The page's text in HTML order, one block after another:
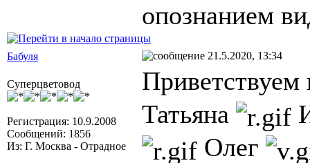
опознанием
Бабуля 21.5.2020, 13:34
Суперцветовод
Регистрация: 10.9.2008
Сообщений: 1856
Из: Г. Москва - Отрадное
Татьяна
Олег